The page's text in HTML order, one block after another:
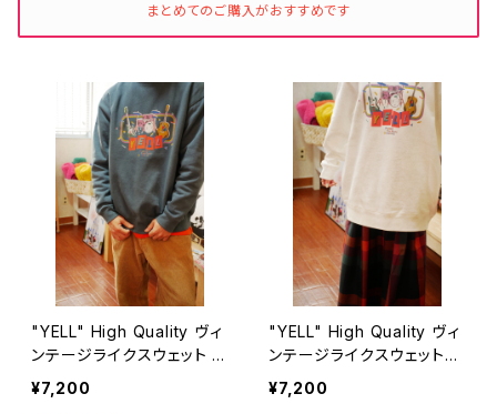
まとめてのご購入がおすすめです
"YELL" High Quality ヴィ
ンテージライクスウェット Bl
ue
¥7,200
"YELL" High Quality ヴィ
ンテージライクスウェット
White
¥7,200